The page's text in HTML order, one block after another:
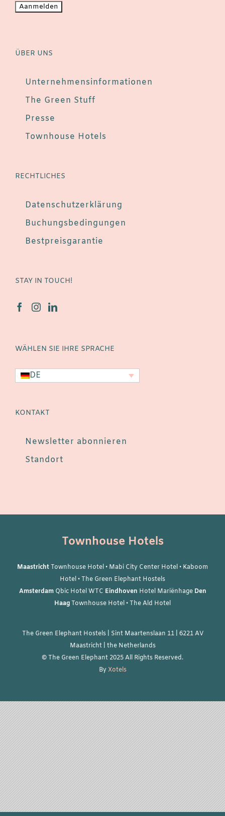
ÜBER UNS
Unternehmensinformationen
The Green Stuff
Presse
Townhouse Hotels
RECHTLICHES
Datenschutzerklärung
Buchungsbedingungen
Bestpreisgarantie
STAY IN TOUCH!
WÄHLEN SIE IHRE SPRACHE
DE
KONTAKT
Newsletter abonnieren
Standort
Townhouse Hotels
MaastrichtTownhouse Hotel• Mabi City Center Hotel• Kaboom
Hotel•The Green Elephant Hostels
Amsterdam Qbic Hotel WTC Eindhoven Hotel Mariënhage Den
HaagTownhouse Hotel•The Ald Hotel
The Green Elephant Hostels | Sint Maartenslaan 11 | 6221 AV
Maastricht | the Netherlands
© The Green Elephant 2025 All Rights Reserved.
By Xotels